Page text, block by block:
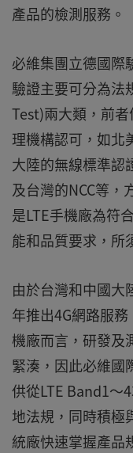
產品的檢測服務。
必維集團立德國際
驗證主要可分為
Test)兩大類，前
理機構認可，如北
大陸的無線標準認
及台灣的NCC等，
是LTE手機廠為符
能和品質要求，所
由於台灣和中國大
年推出4G網路服
機廠而言，研發及
緊湊，因此必維國
供從LTE Band1～
地法規，同時積極
統廠快速掌握產品